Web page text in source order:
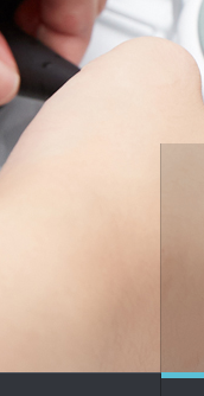
하게 검사합니다.
의가 직접 시술하고 진료
니다.